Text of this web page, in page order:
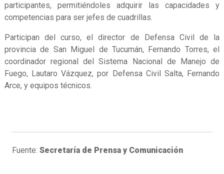
participantes, permitiéndoles adquirir las capacidades y
competencias para ser jefes de cuadrillas.
Participan del curso, el director de Defensa Civil de la
provincia de San Miguel de Tucumán, Fernando Torres, el
coordinador regional del Sistema Nacional de Manejo de
Fuego, Lautaro Vázquez, por Defensa Civil Salta, Fernando
Arce, y equipos técnicos.
Fuente: Secretaría de Prensa y Comunicación